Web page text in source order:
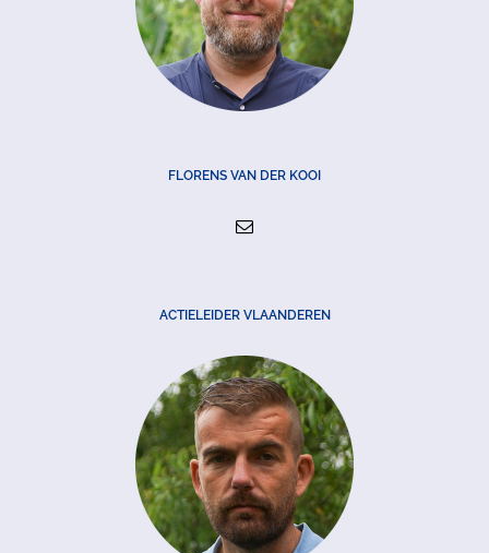
FLORENS VAN DER KOOI
ACTIELEIDER VLAANDEREN